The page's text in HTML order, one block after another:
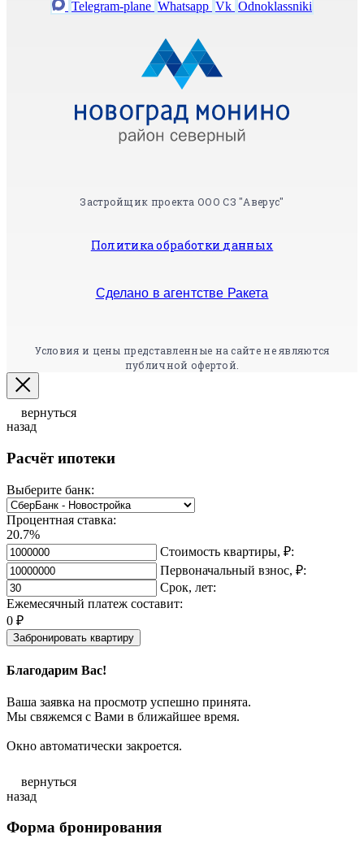
Telegram-plane Whatsapp Vk Odnoklassniki
Застройщик проекта ООО СЗ "Аверус"
Политика обработки данных
Сделано в агентстве Ракета
Условия и цены представленные на сайте не являются
публичной офертой.
вернуться
назад
Расчёт ипотеки
Выберите банк:
Процентная ставка:
20.7%
Стоимость квартиры, ₽:
Первоначальный взнос, ₽:
Срок, лет:
Ежемесячный платеж составит:
0 ₽
Забронировать квартиру
Благодарим Вас!
Ваша заявка на просмотр успешно принята.
Мы свяжемся с Вами в ближайшее время.
Окно автоматически закроется.
вернуться
назад
Форма бронирования